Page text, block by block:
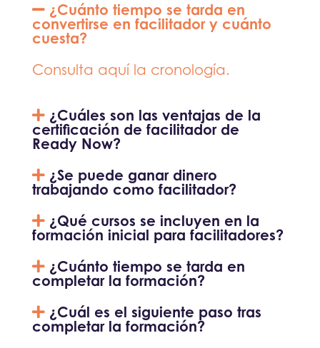
¿Cuánto tiempo se tarda en
convertirse en facilitador y cuánto
cuesta?
Consulta aquí la cronología.
¿Cuáles son las ventajas de la
certificación de facilitador de
Ready Now?
¿Se puede ganar dinero
trabajando como facilitador?
¿Qué cursos se incluyen en la
formación inicial para facilitadores?
¿Cuánto tiempo se tarda en
completar la formación?
¿Cuál es el siguiente paso tras
completar la formación?